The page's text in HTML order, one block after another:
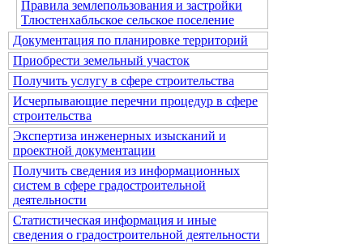
Правила землепользования и застройки
Тлюстенхабльское сельское поселение
Документация по планировке территорий
Приобрести земельный участок
Получить услугу в сфере строительства
Исчерпывающие перечни процедур в сфере
строительства
Экспертиза инженерных изысканий и
проектной документации
Получить сведения из информационных
систем в сфере градостроительной
деятельности
Статистическая информация и иные
сведения о градостроительной деятельности